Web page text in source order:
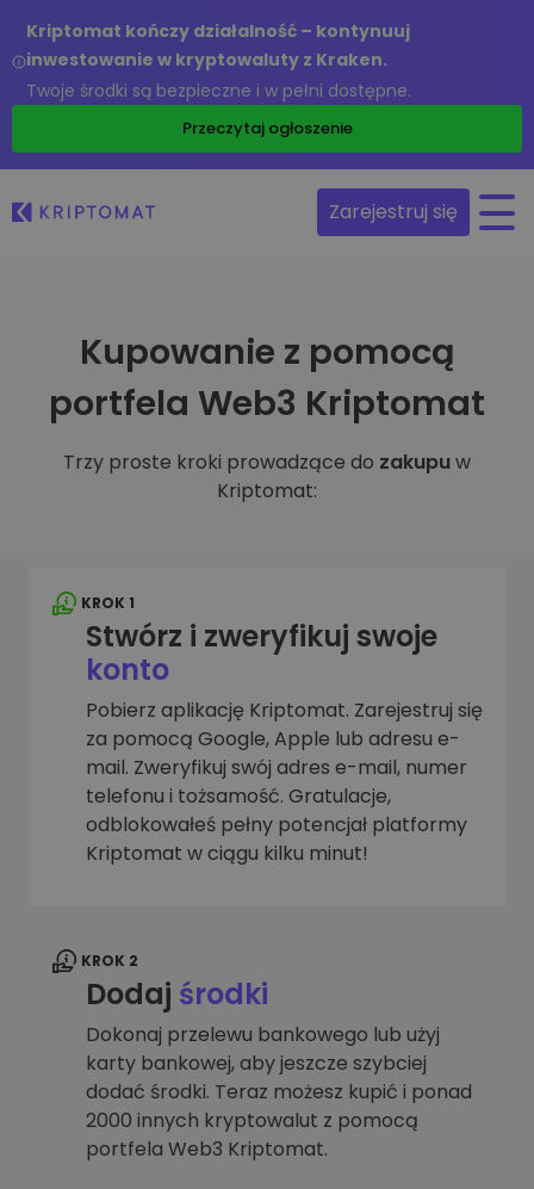
Kriptomat kończy działalność – kontynuuj
inwestowanie w kryptowaluty z Kraken.
Twoje środki są bezpieczne i w pełni dostępne.
Przeczytaj ogłoszenie
Zarejestruj się
Kupowanie z pomocą
portfela Web3 Kriptomat
Trzy proste kroki prowadzące do zakupuw
Kriptomat:
KROK 1
Stwórz i zweryfikuj swoje
konto
Pobierz aplikację Kriptomat. Zarejestruj się
za pomocą Google, Apple lub adresu e-
mail. Zweryfikuj swój adres e-mail, numer
telefonu i tożsamość. Gratulacje,
odblokowałeś pełny potencjał platformy
Kriptomat w ciągu kilku minut!
KROK 2
Dodaj środki
Dokonaj przelewu bankowego lub użyj
karty bankowej, aby jeszcze szybciej
dodać środki. Teraz możesz kupić i ponad
2000 innych kryptowalut z pomocą
portfela Web3 Kriptomat.